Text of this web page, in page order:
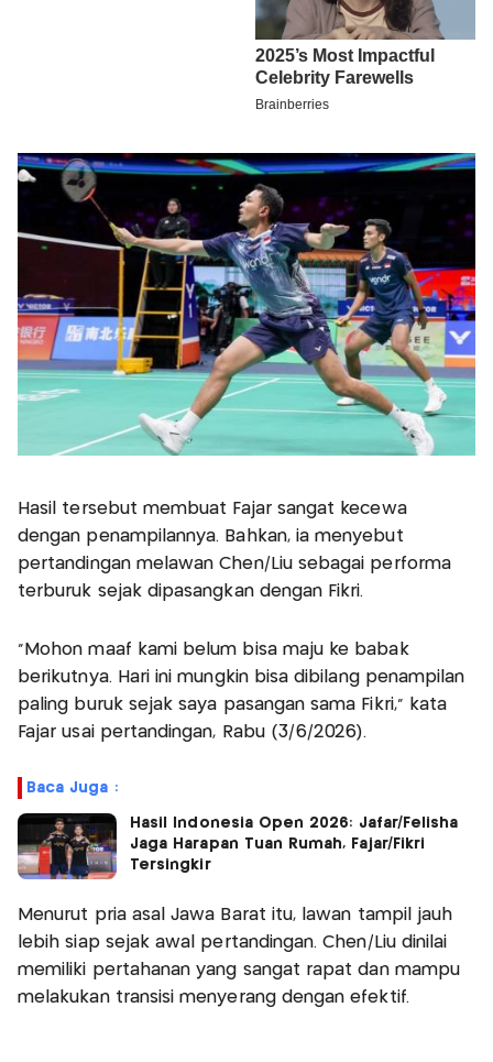
Hasil tersebut membuat Fajar sangat kecewa
dengan penampilannya. Bahkan, ia menyebut
pertandingan melawan Chen/Liu sebagai performa
terburuk sejak dipasangkan dengan Fikri.
"Mohon maaf kami belum bisa maju ke babak
berikutnya. Hari ini mungkin bisa dibilang penampilan
paling buruk sejak saya pasangan sama Fikri," kata
Fajar usai pertandingan, Rabu (3/6/2026).
Baca Juga :
Hasil Indonesia Open 2026: Jafar/Felisha
Jaga Harapan Tuan Rumah, Fajar/Fikri
Tersingkir
Menurut pria asal Jawa Barat itu, lawan tampil jauh
lebih siap sejak awal pertandingan. Chen/Liu dinilai
memiliki pertahanan yang sangat rapat dan mampu
melakukan transisi menyerang dengan efektif.